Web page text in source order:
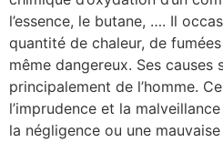
l’essence, le butane, …. Il
quantité de chaleur, de
même dangereux. Ses causes
principalement de l’homme.
l’imprudence et la
la négligence ou une